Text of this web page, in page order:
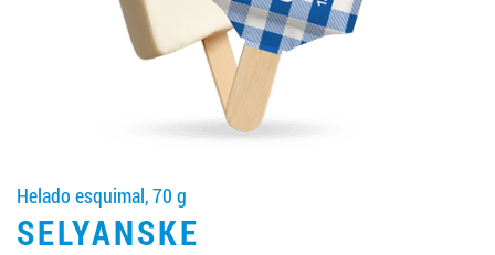
LLEGAR A SER SOCIO
0412 48 28 17
0412 42 29 23
Helado esquimal, 70 g
SELYANSKE